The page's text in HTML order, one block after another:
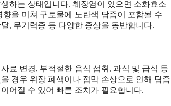
하는 상태입니다. 췌장염이 있으면 소화효소
을 미쳐 구토물에 노란색 담즙이 포함될 수
, 무기력증 등 다양한 증상을 동반합니다.
료 변경, 부적절한 음식 섭취, 과식 및 급식 등
경우 위장 폐색이나 점막 손상으로 인해 담즙
어질 수 있어 빠른 조치가 필요합니다.